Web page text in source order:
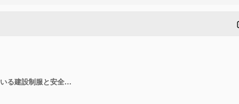
オレンジ色の壁の上に立っている側に人差し指で元気に指している建設制服と安全ヘルメットの若い女性ビルダー労働者